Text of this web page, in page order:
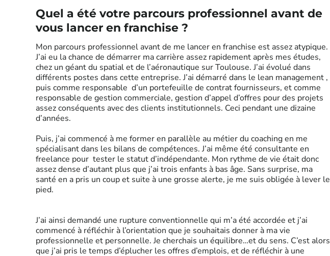
Quel a été votre parcours professionnel avant de
vous lancer en franchise ?
Mon parcours professionnel avant de me lancer en franchise est assez atypique.
J’ai eu la chance de démarrer ma carrière assez rapidement après mes études,
chez un géant du spatial et de l’aéronautique sur Toulouse. J’ai évolué dans
différents postes dans cette entreprise. J’ai démarré dans le lean management ,
puis comme responsable d’un portefeuille de contrat fournisseurs, et comme
responsable de gestion commerciale, gestion d’appel d’offres pour des projets
assez conséquents avec des clients institutionnels. Ceci pendant une dizaine
d’années.
Puis, j’ai commencé à me former en parallèle au métier du coaching en me
spécialisant dans les bilans de compétences. J’ai même été consultante en
freelance pour tester le statut d’indépendante. Mon rythme de vie était donc
assez dense d’autant plus que j’ai trois enfants à bas âge. Sans surprise, ma
santé en a pris un coup et suite à une grosse alerte, je me suis obligée à lever le
pied.
J’ai ainsi demandé une rupture conventionnelle qui m’a été accordée et j’ai
commencé à réfléchir à l’orientation que je souhaitais donner à ma vie
professionnelle et personnelle. Je cherchais un équilibre…et du sens. C’est alors
que j’ai pris le temps d’éplucher les offres d’emplois, et de réfléchir à une